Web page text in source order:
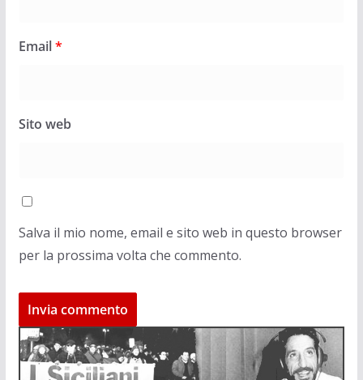
Email*
Sito web
Salva il mio nome, email e sito web in questo browser
per la prossima volta che commento.